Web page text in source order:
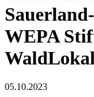
WEPA
WaldLokal
05.10.2023